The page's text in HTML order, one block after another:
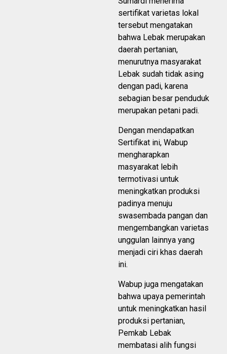
sertifikat varietas lokal
tersebut mengatakan
bahwa Lebak merupakan
daerah pertanian,
menurutnya masyarakat
Lebak sudah tidak asing
dengan padi, karena
sebagian besar penduduk
merupakan petani padi.
Dengan mendapatkan
Sertifikat ini, Wabup
mengharapkan
masyarakat lebih
termotivasi untuk
meningkatkan produksi
padinya menuju
swasembada pangan dan
mengembangkan varietas
unggulan lainnya yang
menjadi ciri khas daerah
ini.
Wabup juga mengatakan
bahwa upaya pemerintah
untuk meningkatkan hasil
produksi pertanian,
Pemkab Lebak
membatasi alih fungsi